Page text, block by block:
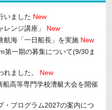
いました New
ンジ講座」
New
航海「一日船長」を実施 New
第一期の募集について(9/30ま
れました。 New
高等専門学校漕艇大会を開催
・プログラム2027の案内につ